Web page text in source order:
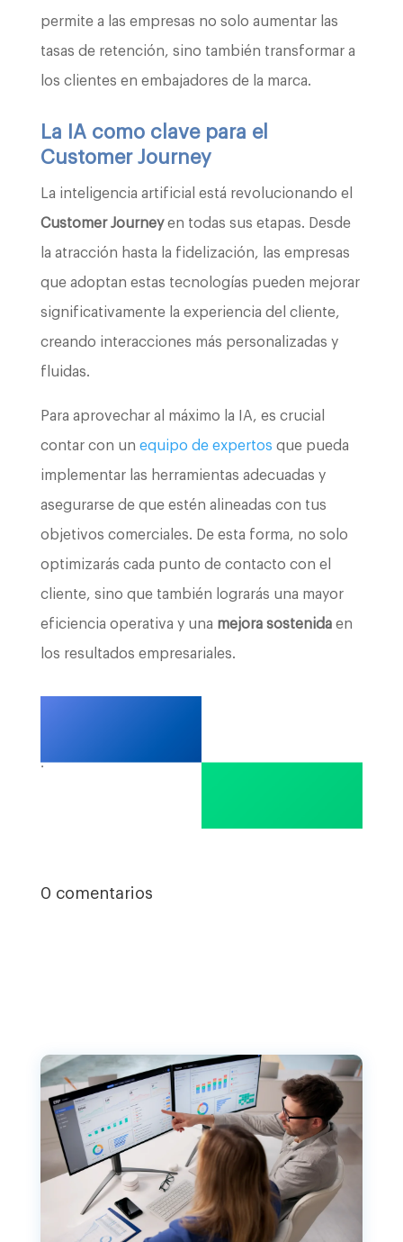
permite a las empresas no solo aumentar las
tasas de retención, sino también transformar a
los clientes en embajadores de la marca.
La IA como clave para el
Customer Journey
La inteligencia artificial está revolucionando el
Customer Journeyen todas sus etapas. Desde
la atracción hasta la fidelización, las empresas
que adoptan estas tecnologías pueden mejorar
significativamente la experiencia del cliente,
creando interacciones más personalizadas y
fluidas.
Para aprovechar al máximo la IA, es crucial
contar con un equipo de expertos que pueda
implementar las herramientas adecuadas y
asegurarse de que estén alineadas con tus
objetivos comerciales. De esta forma, no solo
optimizarás cada punto de contacto con el
cliente, sino que también lograrás una mayor
eficiencia operativa y una mejora sostenidaen
los resultados empresariales.
.
0 comentarios